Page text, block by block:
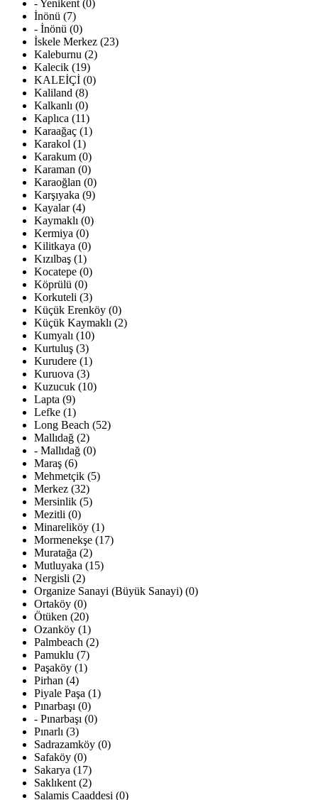
- Yenikent (0)
İnönü (7)
- İnönü (0)
İskele Merkez (23)
Kaleburnu (2)
Kalecik (19)
KALEİÇİ (0)
Kaliland (8)
Kalkanlı (0)
Kaplıca (11)
Karaağaç (1)
Karakol (1)
Karakum (0)
Karaman (0)
Karaoğlan (0)
Karşıyaka (9)
Kayalar (4)
Kaymaklı (0)
Kermiya (0)
Kilitkaya (0)
Kızılbaş (1)
Kocatepe (0)
Köprülü (0)
Korkuteli (3)
Küçük Erenköy (0)
Küçük Kaymaklı (2)
Kumyalı (10)
Kurtuluş (3)
Kurudere (1)
Kuruova (3)
Kuzucuk (10)
Lapta (9)
Lefke (1)
Long Beach (52)
Mallıdağ (2)
- Mallıdağ (0)
Maraş (6)
Mehmetçik (5)
Merkez (32)
Mersinlik (5)
Mezitli (0)
Minareliköy (1)
Mormenekşe (17)
Muratağa (2)
Mutluyaka (15)
Nergisli (2)
Organize Sanayi (Büyük Sanayi) (0)
Ortaköy (0)
Ötüken (20)
Ozanköy (1)
Palmbeach (2)
Pamuklu (7)
Paşaköy (1)
Pirhan (4)
Piyale Paşa (1)
Pınarbaşı (0)
- Pınarbaşı (0)
Pınarlı (3)
Sadrazamköy (0)
Safaköy (0)
Sakarya (17)
Saklıkent (2)
Salamis Caaddesi (0)